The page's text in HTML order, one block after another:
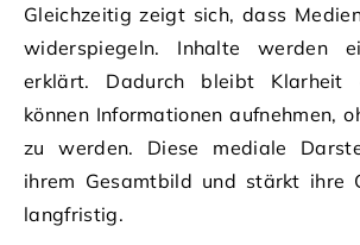
Gleichzeitig zeigt sich, dass
widerspiegeln. Inhalte werden
erklärt. Dadurch bleibt Klarheit
können Informationen aufnehmen,
zu werden. Diese mediale
ihrem Gesamtbild und stärkt ihre
langfristig.